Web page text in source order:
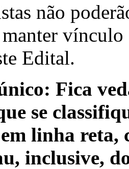
não
Edital.
Fica
se
linha
inclusive,